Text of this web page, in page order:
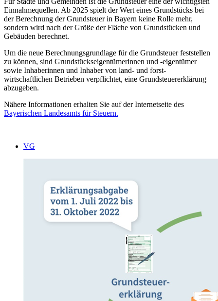
Einnahmequellen. Ab 2025 spielt der Wert eines Grundstücks bei
der Berechnung der Grundsteuer in Bayern keine Rolle mehr,
sondern wird nach der Größe der Fläche von Grundstücken und
Gebäuden berechnet.
Um die neue Berechnungsgrundlage für die Grundsteuer feststellen
zu können, sind Grundstückseigentümerinnen und -eigentümer
sowie Inhaberinnen und Inhaber von land- und forst-
wirtschaftlichen Betrieben verpflichtet, eine Grundsteuererklärung
abzugeben.
Nähere Informationen erhalten Sie auf der Internetseite des
Bayerischen Landesamts für Steuern.
VG